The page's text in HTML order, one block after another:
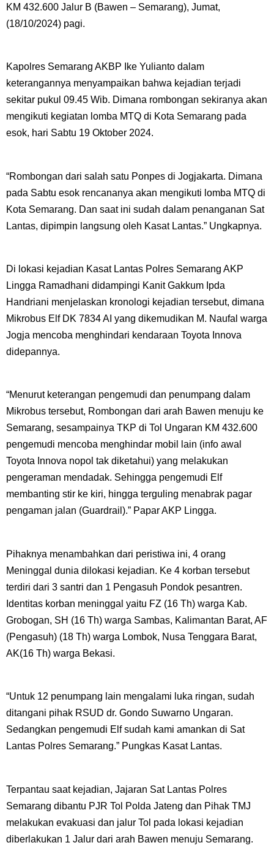
KM 432.600 Jalur B (Bawen – Semarang), Jumat,
(18/10/2024) pagi.
Kapolres Semarang AKBP Ike Yulianto dalam
keterangannya menyampaikan bahwa kejadian terjadi
sekitar pukul 09.45 Wib. Dimana rombongan sekiranya akan
mengikuti kegiatan lomba MTQ di Kota Semarang pada
esok, hari Sabtu 19 Oktober 2024.
“Rombongan dari salah satu Ponpes di Jogjakarta. Dimana
pada Sabtu esok rencananya akan mengikuti lomba MTQ di
Kota Semarang. Dan saat ini sudah dalam penanganan Sat
Lantas, dipimpin langsung oleh Kasat Lantas.” Ungkapnya.
Di lokasi kejadian Kasat Lantas Polres Semarang AKP
Lingga Ramadhani didampingi Kanit Gakkum Ipda
Handriani menjelaskan kronologi kejadian tersebut, dimana
Mikrobus Elf DK 7834 AI yang dikemudikan M. Naufal warga
Jogja mencoba menghindari kendaraan Toyota Innova
didepannya.
“Menurut keterangan pengemudi dan penumpang dalam
Mikrobus tersebut, Rombongan dari arah Bawen menuju ke
Semarang, sesampainya TKP di Tol Ungaran KM 432.600
pengemudi mencoba menghindar mobil lain (info awal
Toyota Innova nopol tak diketahui) yang melakukan
pengeraman mendadak. Sehingga pengemudi Elf
membanting stir ke kiri, hingga terguling menabrak pagar
pengaman jalan (Guardrail).” Papar AKP Lingga.
Pihaknya menambahkan dari peristiwa ini, 4 orang
Meninggal dunia dilokasi kejadian. Ke 4 korban tersebut
terdiri dari 3 santri dan 1 Pengasuh Pondok pesantren.
Identitas korban meninggal yaitu FZ (16 Th) warga Kab.
Grobogan, SH (16 Th) warga Sambas, Kalimantan Barat, AF
(Pengasuh) (18 Th) warga Lombok, Nusa Tenggara Barat,
AK(16 Th) warga Bekasi.
“Untuk 12 penumpang lain mengalami luka ringan, sudah
ditangani pihak RSUD dr. Gondo Suwarno Ungaran.
Sedangkan pengemudi Elf sudah kami amankan di Sat
Lantas Polres Semarang.” Pungkas Kasat Lantas.
Terpantau saat kejadian, Jajaran Sat Lantas Polres
Semarang dibantu PJR Tol Polda Jateng dan Pihak TMJ
melakukan evakuasi dan jalur Tol pada lokasi kejadian
diberlakukan 1 Jalur dari arah Bawen menuju Semarang.